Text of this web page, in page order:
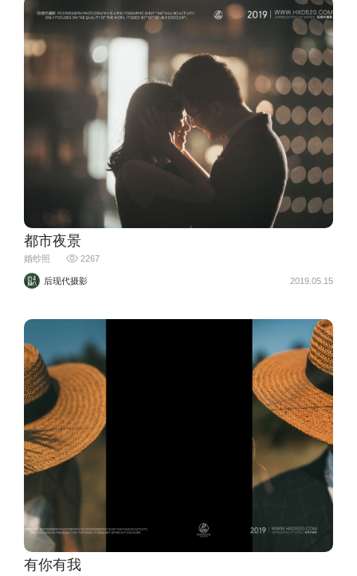
都市夜景
婚纱照 2267
后现代摄影 2019.05.15
有你有我